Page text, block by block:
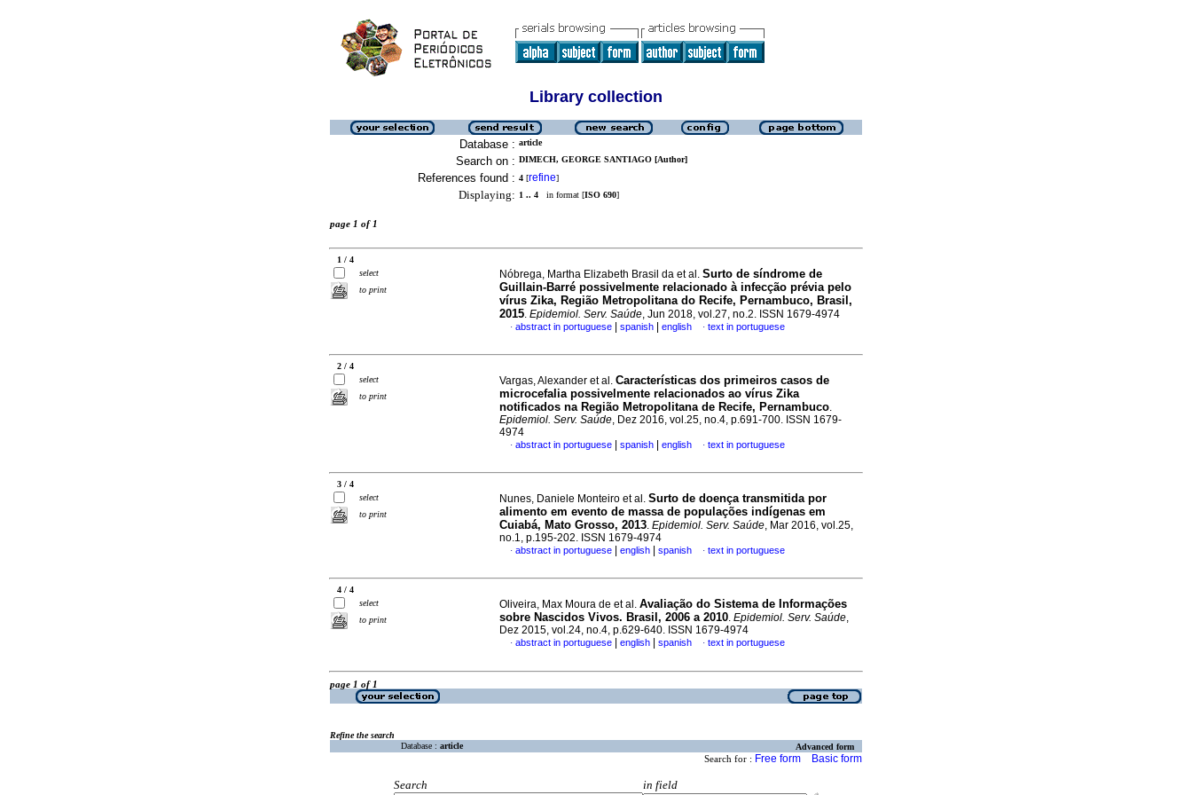
Library collection
Database : article
Search on : DIMECH, GEORGE SANTIAGO [Author]
References found : 4 [refine]
Displaying: 1 .. 4 in format [ISO 690]
page 1 of 1
1 / 4
select
to print
Nóbrega, Martha Elizabeth Brasil da et al. Surto de síndrome de
Guillain-Barré possivelmente relacionado à infecção prévia pelo
vírus Zika, Região Metropolitana do Recife, Pernambuco, Brasil,
2015. Epidemiol. Serv. Saúde, Jun 2018, vol.27, no.2. ISSN 1679-4974
· abstract in portuguese spanish english · text in portuguese
2 / 4
select
to print
Vargas, Alexander et al. Características dos primeiros casos de
microcefalia possivelmente relacionados ao vírus Zika
notificados na Região Metropolitana de Recife, Pernambuco.
Epidemiol. Serv. Saúde, Dez 2016, vol.25, no.4, p.691-700. ISSN 1679-
4974
· abstract in portuguese spanish english · text in portuguese
3 / 4
select
to print
Nunes, Daniele Monteiro et al. Surto de doença transmitida por
alimento em evento de massa de populações indígenas em
Cuiabá, Mato Grosso, 2013. Epidemiol. Serv. Saúde, Mar 2016, vol.25,
no.1, p.195-202. ISSN 1679-4974
· abstract in portuguese english spanish · text in portuguese
4 / 4
select
to print
Oliveira, Max Moura de et al. Avaliação do Sistema de Informações
sobre Nascidos Vivos. Brasil, 2006 a 2010. Epidemiol. Serv. Saúde,
Dez 2015, vol.24, no.4, p.629-640. ISSN 1679-4974
· abstract in portuguese english spanish · text in portuguese
page 1 of 1
Refine the search
Database : article Advanced form
Search for : Free form Basic form
Search
in field